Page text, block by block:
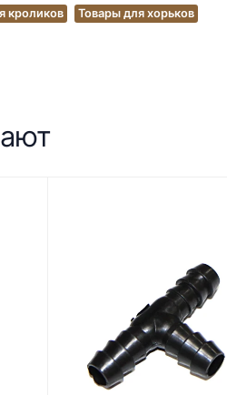
кроликов Товары для хорьков